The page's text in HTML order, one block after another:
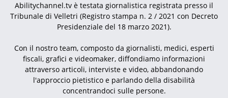
Abilitychannel.tv è testata giornalistica registrata presso il
Tribunale di Velletri (Registro stampa n. 2 / 2021 con Decreto
Presidenziale del 18 marzo 2021).
Con il nostro team, composto da giornalisti, medici, esperti
fiscali, grafici e videomaker, diffondiamo informazioni
attraverso articoli, interviste e video, abbandonando
l'approccio pietistico e parlando della disabilità
concentrandoci sulle persone.